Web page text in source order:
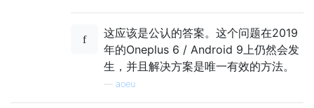
这应该是公认的答案。这个问题在2019
年的Oneplus 6 / Android 9上仍然会发
生，并且解决方案是唯一有效的方法。
aoeu